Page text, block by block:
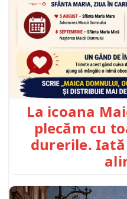
La icoana
plecăm cu
durerile. Iată